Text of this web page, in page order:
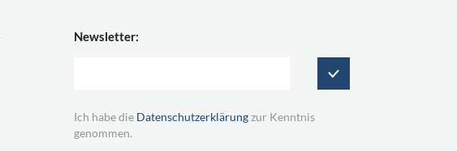
Newsletter:
Ich habe die Datenschutzerklärungzur Kenntnis
genommen.